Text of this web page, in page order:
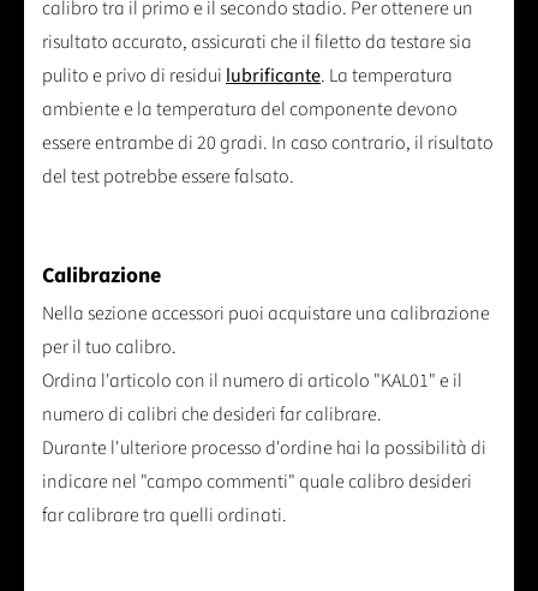
calibro tra il primo e il secondo stadio. Per ottenere un
risultato accurato, assicurati che il filetto da testare sia
pulito e privo di residui lubrificante. La temperatura
ambiente e la temperatura del componente devono
essere entrambe di 20 gradi. In caso contrario, il risultato
del test potrebbe essere falsato.
Calibrazione
Nella sezione accessori puoi acquistare una calibrazione
per il tuo calibro.
Ordina l'articolo con il numero di articolo "KAL01" e il
numero di calibri che desideri far calibrare.
Durante l'ulteriore processo d'ordine hai la possibilità di
indicare nel "campo commenti" quale calibro desideri
far calibrare tra quelli ordinati.